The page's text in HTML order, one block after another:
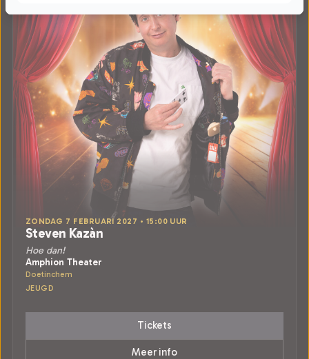
ZONDAG 7 FEBRUARI 2027 • 15:00 UUR
Steven Kazàn
Hoe dan!
Amphion Theater
Doetinchem
JEUGD
Tickets
Meer info